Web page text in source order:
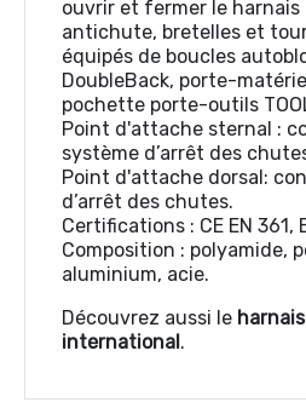
ouvrir et fermer le
antichute, bretelles et
équipés de boucles
DoubleBack, porte-
pochette porte-outils
Point d'attache sternal :
système d’arrêt des
Point d'attache dorsal:
d’arrêt des chutes.
Certifications : CE EN 361,
Composition : polyamide,
aluminium, acie.
Découvrez aussi le
international.